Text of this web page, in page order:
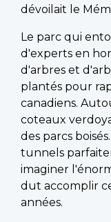
dévoilait le
Le parc qui
d'experts en
d'arbres et
plantés pour
canadiens.
coteaux
des parcs
tunnels
imaginer
dut accomplir
années.